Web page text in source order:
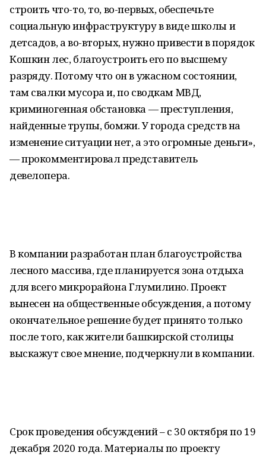
строить что-то, то, во-первых, обеспечьте
социальную инфраструктуру в виде школы и
детсадов, а во-вторых, нужно привести в порядок
Кошкин лес, благоустроить его по высшему
разряду. Потому что он в ужасном состоянии,
там свалки мусора и, по сводкам МВД,
криминогенная обстановка — преступления,
найденные трупы, бомжи. У города средств на
изменение ситуации нет, а это огромные деньги»,
— прокомментировал представитель
девелопера.
В компании разработан план благоустройства
лесного массива, где планируется зона отдыха
для всего микрорайона Глумилино. Проект
вынесен на общественные обсуждения, а потому
окончательное решение будет принято только
после того, как жители башкирской столицы
выскажут свое мнение, подчеркнули в компании.
Срок проведения обсуждений – с 30 октября по 19
декабря 2020 года. Материалы по проекту